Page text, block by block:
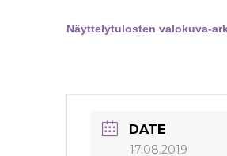
Näyttelytulosten valokuva-
DATE
17.08.2019